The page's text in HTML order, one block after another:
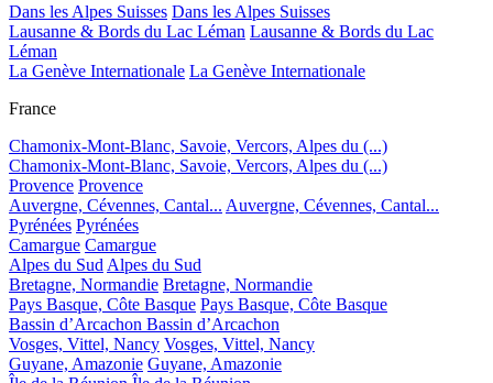
Dans les Alpes Suisses Dans les Alpes Suisses
Lausanne & Bords du Lac Léman Lausanne & Bords du Lac
Léman
La Genève Internationale La Genève Internationale
France
Chamonix-Mont-Blanc, Savoie, Vercors, Alpes du (...)
Chamonix-Mont-Blanc, Savoie, Vercors, Alpes du (...)
Provence Provence
Auvergne, Cévennes, Cantal... Auvergne, Cévennes, Cantal...
Pyrénées Pyrénées
Camargue Camargue
Alpes du Sud Alpes du Sud
Bretagne, Normandie Bretagne, Normandie
Pays Basque, Côte Basque Pays Basque, Côte Basque
Bassin d’Arcachon Bassin d’Arcachon
Vosges, Vittel, Nancy Vosges, Vittel, Nancy
Guyane, Amazonie Guyane, Amazonie